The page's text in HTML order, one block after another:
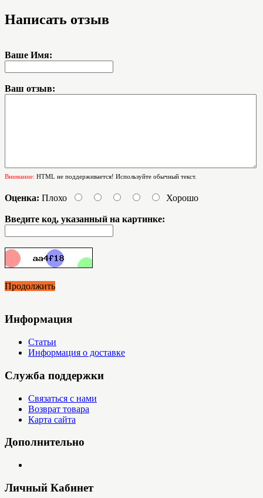
Написать отзыв
Ваше Имя:
Ваш отзыв:
Внимание: HTML не поддерживается! Используйте обычный текст.
Оценка: Плохо Хорошо
Введите код, указанный на картинке:
Продолжить
Информация
Статьи
Информация о доставке
Служба поддержки
Связаться с нами
Возврат товара
Карта сайта
Дополнительно
Личный Кабинет